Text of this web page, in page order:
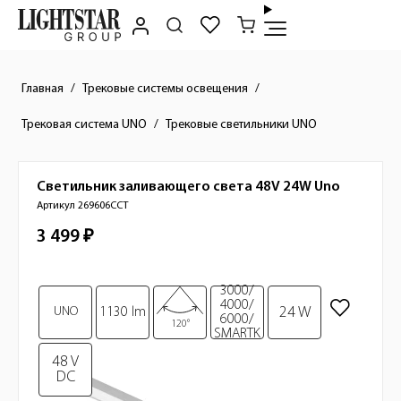
Главная Трековые системы освещения
Трековая система UNO Трековые светильники UNO
Краткое описание товара
Изображения товара
UNO 1130 lm
120°
3000/
4000/
6000/
SMARTK
24 W
48 V
DC
Светильник заливающего света 48V 24W Uno
Артикул 269606CCT
Стоимость товара
3 499 ₽